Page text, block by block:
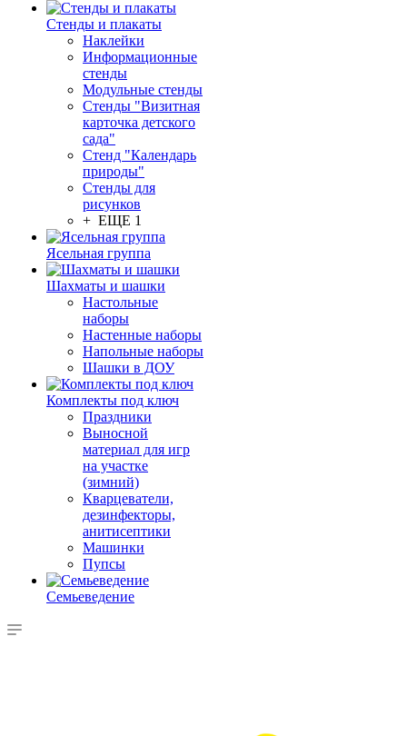
Стенды и плакаты
Наклейки
Информационные
стенды
Модульные стенды
Стенды "Визитная
карточка детского
сада"
Стенд "Календарь
природы"
Стенды для
рисунков
+ ЕЩЕ 1
Ясельная группа
Шахматы и шашки
Настольные
наборы
Настенные наборы
Напольные наборы
Шашки в ДОУ
Комплекты под ключ
Праздники
Выносной
материал для игр
на участке
(зимний)
Кварцеватели,
дезинфекторы,
анитисептики
Машинки
Пупсы
Семьеведение